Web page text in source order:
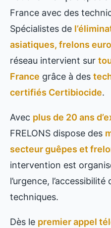
France avec des
Spécialistes de
asiatiques, frelons
réseau intervient sur
France grâce à des
certifiés Certibiocide.
Avec plus de 20 ans
FRELONS dispose des
secteur guêpes et
intervention est
l’urgence,
techniques.
Dès le premier appel